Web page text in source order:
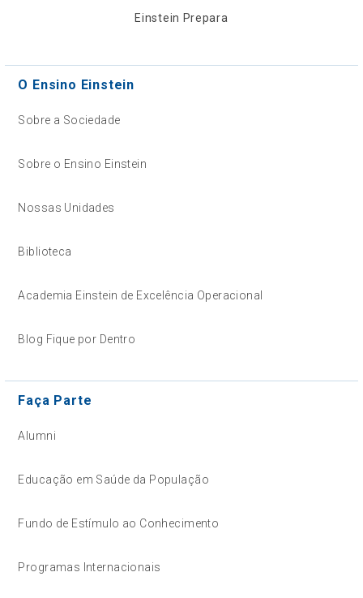
Einstein Prepara
O Ensino Einstein
Sobre a Sociedade
Sobre o Ensino Einstein
Nossas Unidades
Biblioteca
Academia Einstein de Excelência Operacional
Blog Fique por Dentro
Faça Parte
Alumni
Educação em Saúde da População
Fundo de Estímulo ao Conhecimento
Programas Internacionais